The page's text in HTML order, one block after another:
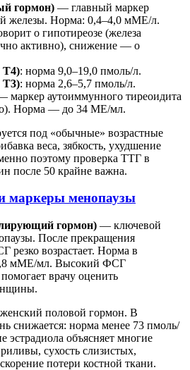
гормон) — главный маркер
железы. Норма: 0,4–4,0 мМЕ/л.
о гипотиреозе (железа
активно), снижение — о
Т4): норма 9,0–19,0 пмоль/л.
Т3): норма 2,6–5,7 пмоль/л.
маркер аутоиммунного тиреоидита
Норма — до 34 МЕ/мл.
под «обычные» возрастные
веса, зябкость, ухудшение
поэтому проверка ТТГ в
после 50 крайне важна.
маркеры менопаузы
гормон) — ключевой
После прекращения
резко возрастает. Норма в
мМЕ/мл. Высокий ФСГ
врачу оценить
половой гормон. В
снижается: норма менее 73 пмоль/
эстрадиола объясняет многие
сухость слизистых,
потери костной ткани.